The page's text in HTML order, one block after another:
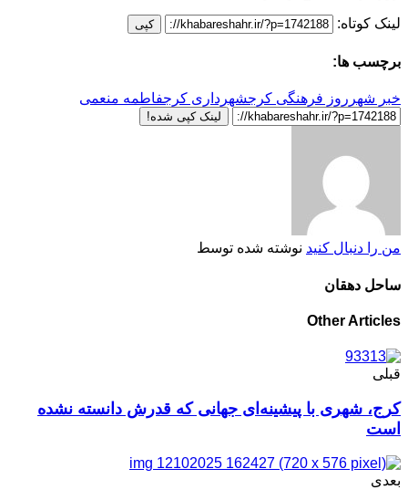
لینک کوتاه: کپی
برچسب ها:
خبر شهر روز فرهنگی کرجشهرداری کرجفاطمه منعمی
لینک کپی شده!
من را دنبال کنید نوشته شده توسط
ساحل دهقان
Other Articles
قبلی
کرج، شهری با پیشینه‌ای جهانی که قدرش دانسته نشده
است
بعدی